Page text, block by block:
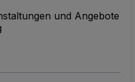
und Angebote